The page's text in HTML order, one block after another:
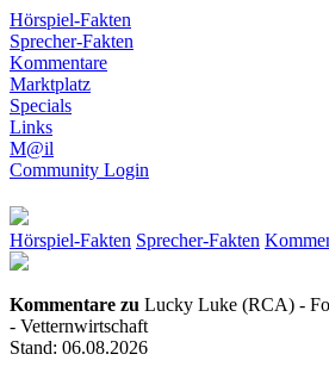
Hörspiel-Fakten
Sprecher-Fakten
Kommentare
Marktplatz
Specials
Links
M@il
Community Login
Hörspiel-Fakten Sprecher-Fakten
Kommentare zu Lucky Luke (RCA) -
- Vetternwirtschaft
Stand: 06.08.2026